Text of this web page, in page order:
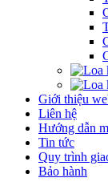
Giới thiệu
Liên hệ
Hướng dẫn
Tin tức
Quy trình
Bảo hành